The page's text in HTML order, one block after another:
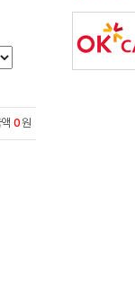
0 원
H
A